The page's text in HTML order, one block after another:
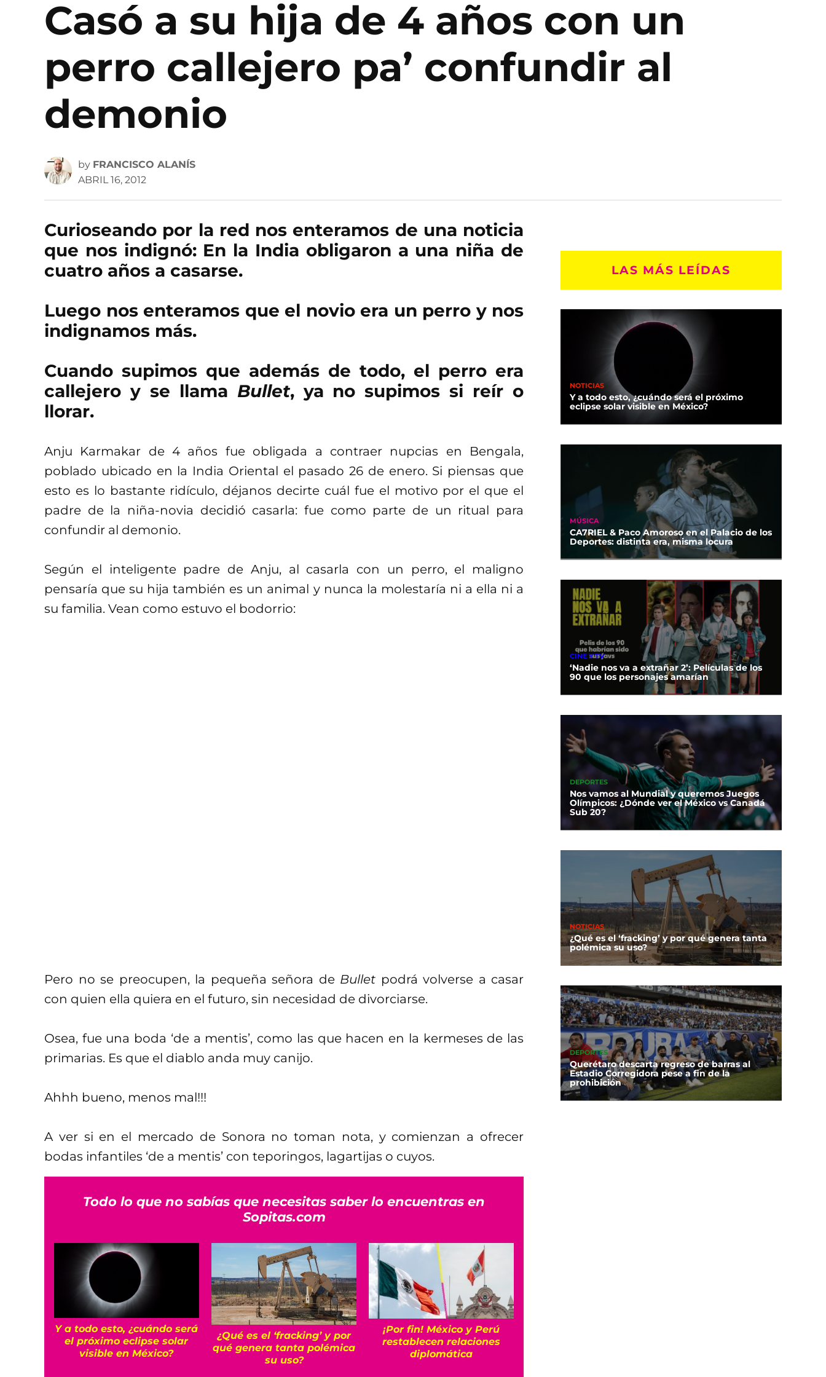
Casó a su hija de 4 años con un
perro callejero pa’ confundir al
demonio
by FRANCISCO ALANÍS
ABRIL 16, 2012
Curioseando por la red nos enteramos de una noticia
que nos indignó: En la India obligaron a una niña de
cuatro años a casarse.
Luego nos enteramos que el novio era un perro y nos
indignamos más.
Cuando supimos que además de todo, el perro era
callejero y se llama Bullet, ya no supimos si reír o
llorar.
Anju Karmakar de 4 años fue obligada a contraer nupcias en Bengala,
poblado ubicado en la India Oriental el pasado 26 de enero. Si piensas que
esto es lo bastante ridículo, déjanos decirte cuál fue el motivo por el que el
padre de la niña-novia decidió casarla: fue como parte de un ritual para
confundir al demonio.
Según el inteligente padre de Anju, al casarla con un perro, el maligno
pensaría que su hija también es un animal y nunca la molestaría ni a ella ni a
su familia. Vean como estuvo el bodorrio:
Pero no se preocupen, la pequeña señora de Bullet podrá volverse a casar
con quien ella quiera en el futuro, sin necesidad de divorciarse.
Osea, fue una boda ‘de a mentis’, como las que hacen en la kermeses de las
primarias. Es que el diablo anda muy canijo.
Ahhh bueno, menos mal!!!
A ver si en el mercado de Sonora no toman nota, y comienzan a ofrecer
bodas infantiles ‘de a mentis’ con teporingos, lagartijas o cuyos.
Todo lo que no sabías que necesitas saber lo encuentras en
Sopitas.com
Y a todo esto, ¿cuándo será
el próximo eclipse solar
visible en México?
¿Qué es el ‘fracking’ y por
qué genera tanta polémica
su uso?
¡Por fin! México y Perú
restablecen relaciones
diplomática
LAS MÁS LEÍDAS
NOTICIAS
Y a todo esto, ¿cuándo será el próximo
eclipse solar visible en México?
MÚSICA
CA7RIEL & Paco Amoroso en el Palacio de los
Deportes: distinta era, misma locura
CINE Y TV
‘Nadie nos va a extrañar 2’: Películas de los
90 que los personajes amarían
DEPORTES
Nos vamos al Mundial y queremos Juegos
Olímpicos: ¿Dónde ver el México vs Canadá
Sub 20?
NOTICIAS
¿Qué es el ‘fracking’ y por qué genera tanta
polémica su uso?
DEPORTES
Querétaro descarta regreso de barras al
Estadio Corregidora pese a fin de la
prohibición